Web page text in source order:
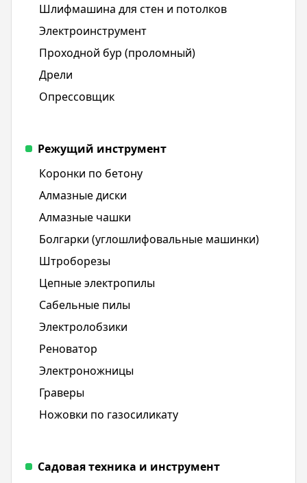
Шлифмашина для стен и потолков
Электроинструмент
Проходной бур (проломный)
Дрели
Опрессовщик
Режущий инструмент
Коронки по бетону
Алмазные диски
Алмазные чашки
Болгарки (углошлифовальные машинки)
Штроборезы
Цепные электропилы
Сабельные пилы
Электролобзики
Реноватор
Электроножницы
Граверы
Ножовки по газосиликату
Садовая техника и инструмент